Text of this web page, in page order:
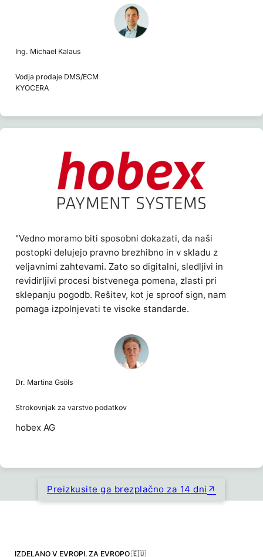
Ing. Michael Kalaus
Vodja prodaje DMS/ECM
KYOCERA
"Vedno moramo biti sposobni dokazati, da naši
postopki delujejo pravno brezhibno in v skladu z
veljavnimi zahtevami. Zato so digitalni, sledljivi in
revidirljivi procesi bistvenega pomena, zlasti pri
sklepanju pogodb. Rešitev, kot je sproof sign, nam
pomaga izpolnjevati te visoke standarde.
Dr. Martina Gsöls
Strokovnjak za varstvo podatkov
hobex AG
Preizkusite ga brezplačno za 14 dni
IZDELANO V EVROPI. ZA EVROPO 🇪🇺